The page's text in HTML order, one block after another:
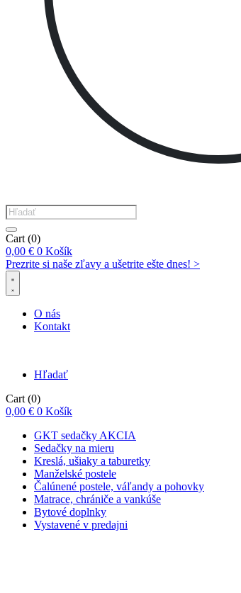
Products
search
Cart (0)
0,00 € 0 Košík
Prezrite si naše zľavy a ušetrite ešte dnes! >​
O nás
Kontakt
Hľadať
Cart (0)
0,00 € 0 Košík
GKT sedačky AKCIA
Sedačky na mieru
Kreslá, ušiaky a taburetky
Manželské postele
Čalúnené postele, váľandy a pohovky
Matrace, chrániče a vankúše
Bytové doplnky
Vystavené v predajni